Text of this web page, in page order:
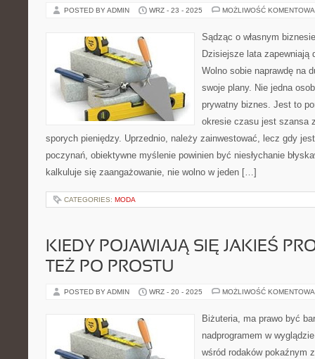
POSTED BY ADMIN WRZ - 23 - 2025 MOŻLIWOŚĆ
Sądząc o własnym
Dzisiejsze lata
Wolno sobie naprawdę na
swoje plany. Nie jedna
prywatny biznes. Jest to
okresie czasu jest szansa
sporych pieniędzy. Uprzednio, należy zainwestować, lecz gdy
poczynań, obiektywne myślenie powinien być niesłychanie
kalkuluje się zaangażowanie, nie wolno w jeden […]
CATEGORIES: MODA
KIEDY POJAWIAJĄ SIĘ JAKIEŚ
TEŻ PO PROSTU
POSTED BY ADMIN WRZ - 20 - 2025 MOŻLIWOŚĆ
Biżuteria, ma prawo być
nadprogramem w
wśród rodaków pokaźnym